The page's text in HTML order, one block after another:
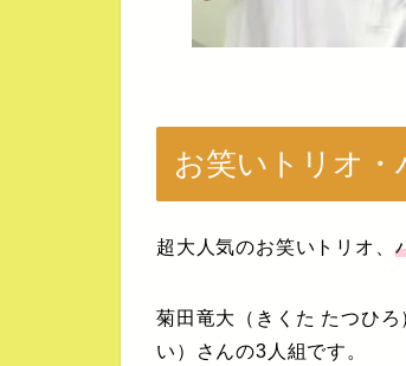
お笑いトリオ・
超大人気のお笑いトリオ、
菊田竜大（きくた たつひ
い）さんの3人組です。